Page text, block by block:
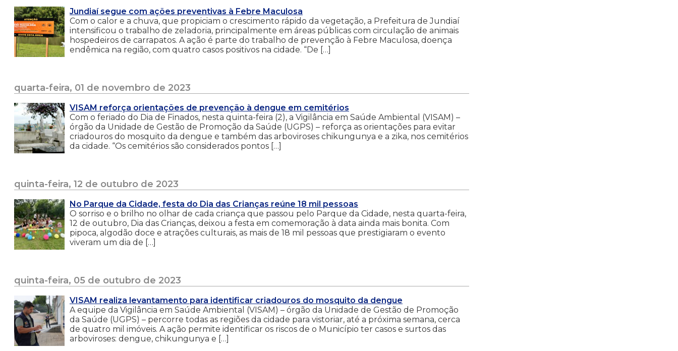
Jundiaí segue com ações preventivas à Febre Maculosa
Com o calor e a chuva, que propiciam o crescimento rápido da vegetação, a Prefeitura de Jundiaí
intensificou o trabalho de zeladoria, principalmente em áreas públicas com circulação de animais
hospedeiros de carrapatos. A ação é parte do trabalho de prevenção à Febre Maculosa, doença
endêmica na região, com quatro casos positivos na cidade. “De […]
quarta-feira, 01 de novembro de 2023
VISAM reforça orientações de prevenção à dengue em cemitérios
Com o feriado do Dia de Finados, nesta quinta-feira (2), a Vigilância em Saúde Ambiental (VISAM) –
órgão da Unidade de Gestão de Promoção da Saúde (UGPS) – reforça as orientações para evitar
criadouros do mosquito da dengue e também das arboviroses chikungunya e a zika, nos cemitérios
da cidade. “Os cemitérios são considerados pontos […]
quinta-feira, 12 de outubro de 2023
No Parque da Cidade, festa do Dia das Crianças reúne 18 mil pessoas
O sorriso e o brilho no olhar de cada criança que passou pelo Parque da Cidade, nesta quarta-feira,
12 de outubro, Dia das Crianças, deixou a festa em comemoração à data ainda mais bonita. Com
pipoca, algodão doce e atrações culturais, as mais de 18 mil pessoas que prestigiaram o evento
viveram um dia de […]
quinta-feira, 05 de outubro de 2023
VISAM realiza levantamento para identificar criadouros do mosquito da dengue
A equipe da Vigilância em Saúde Ambiental (VISAM) – órgão da Unidade de Gestão de Promoção
da Saúde (UGPS) – percorre todas as regiões da cidade para vistoriar, até a próxima semana, cerca
de quatro mil imóveis. A ação permite identificar os riscos de o Município ter casos e surtos das
arboviroses: dengue, chikungunya e […]